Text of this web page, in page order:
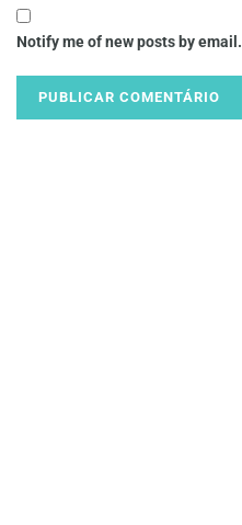
Notify me of new posts by email.